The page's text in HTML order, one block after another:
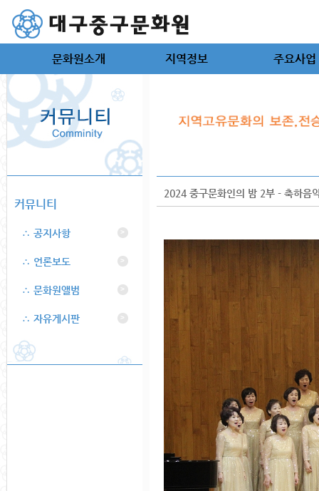
커뮤니티
∴ 공지사항 >
∴ 언론보도 >
∴ 문화원앨범 >
∴ 자유게시판 >
2024 중구문화인의 밤 2부 - 축하음
문화원소개 지역정보 주요사업